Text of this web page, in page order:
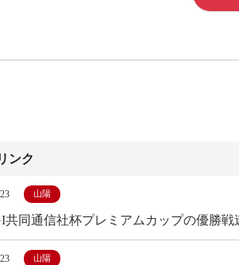
ンク
山陽
共同通信社杯プレミアムカップの優勝戦
山陽